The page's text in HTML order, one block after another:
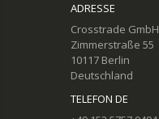
ADRESSE
Crosstrade GmbH
Zimmerstraße 55
10117 Berlin
Deutschland
TELEFON DE